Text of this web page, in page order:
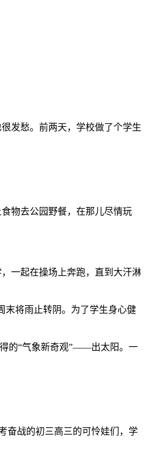
发愁。前两天，学校做了个学生
物去公园野餐，在那儿尽情玩
一起在操场上奔跑，直到大汗淋
末将雨止转阴。为了学生身心健
的“气象新奇观”——出太阳。一
奋战的初三高三的可怜娃们，学